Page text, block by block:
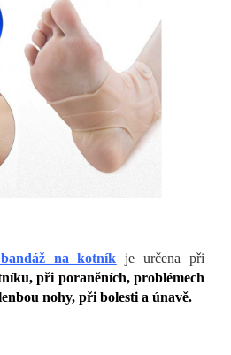
na kotník je určena při
při poraněních, problémech
nohy, při bolesti a únavě.